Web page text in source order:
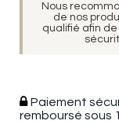
Nous
de nos
qualifié afin
Paiement
remboursé sous